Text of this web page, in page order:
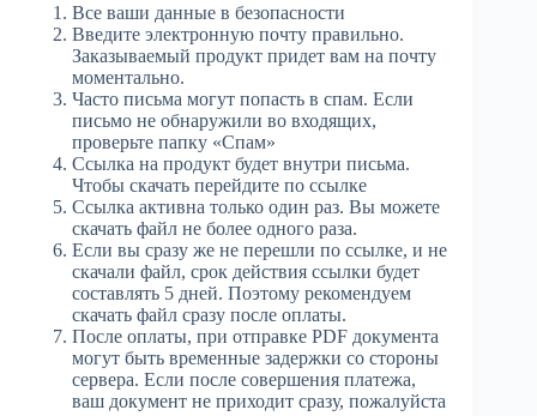
Все ваши данные в безопасности
Введите электронную почту правильно.
Заказываемый продукт придет вам на почту
моментально.
Часто письма могут попасть в спам. Если
письмо не обнаружили во входящих,
проверьте папку «Спам»
Ссылка на продукт будет внутри письма.
Чтобы скачать перейдите по ссылке
Ссылка активна только один раз. Вы можете
скачать файл не более одного раза.
Если вы сразу же не перешли по ссылке, и не
скачали файл, срок действия ссылки будет
составлять 5 дней. Поэтому рекомендуем
скачать файл сразу после оплаты.
После оплаты, при отправке PDF документа
могут быть временные задержки со стороны
сервера. Если после совершения платежа,
ваш документ не приходит сразу, пожалуйста